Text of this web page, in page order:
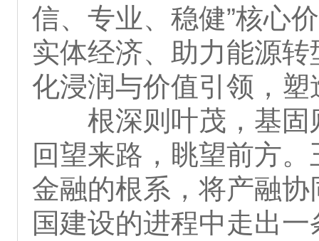
信、专业、稳健”核心
实体经济、助力能源转
化浸润与价值引领，
根深则叶茂，基固则
回望来路，眺望前方
金融的根系，将产融
国建设的进程中走出